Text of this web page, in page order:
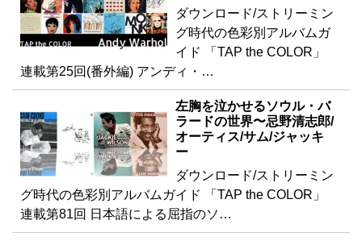
ダウンロード/ストリーミン
グ時代の色彩別アルバムガ
イド 「TAP the COLOR」
連載第25回(番外編) アンディ・…
左胸を泣かせるソウル・バ
ラードの世界〜忌野清志郎/
オーティス/サム/ジャッキ
ー
ダウンロード/ストリーミン
グ時代の色彩別アルバムガイド 「TAP the COLOR」
連載第81回 日本語による屈指のソ…